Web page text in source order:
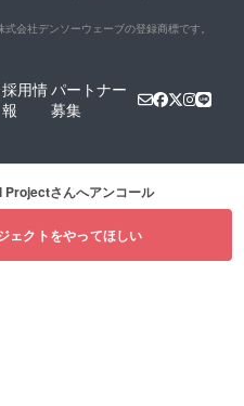
式会社デンソーウェーブの登録商標です。
採用情
報
パートナー
募集
Projectさんへアンコール
ェクトをやってほしい